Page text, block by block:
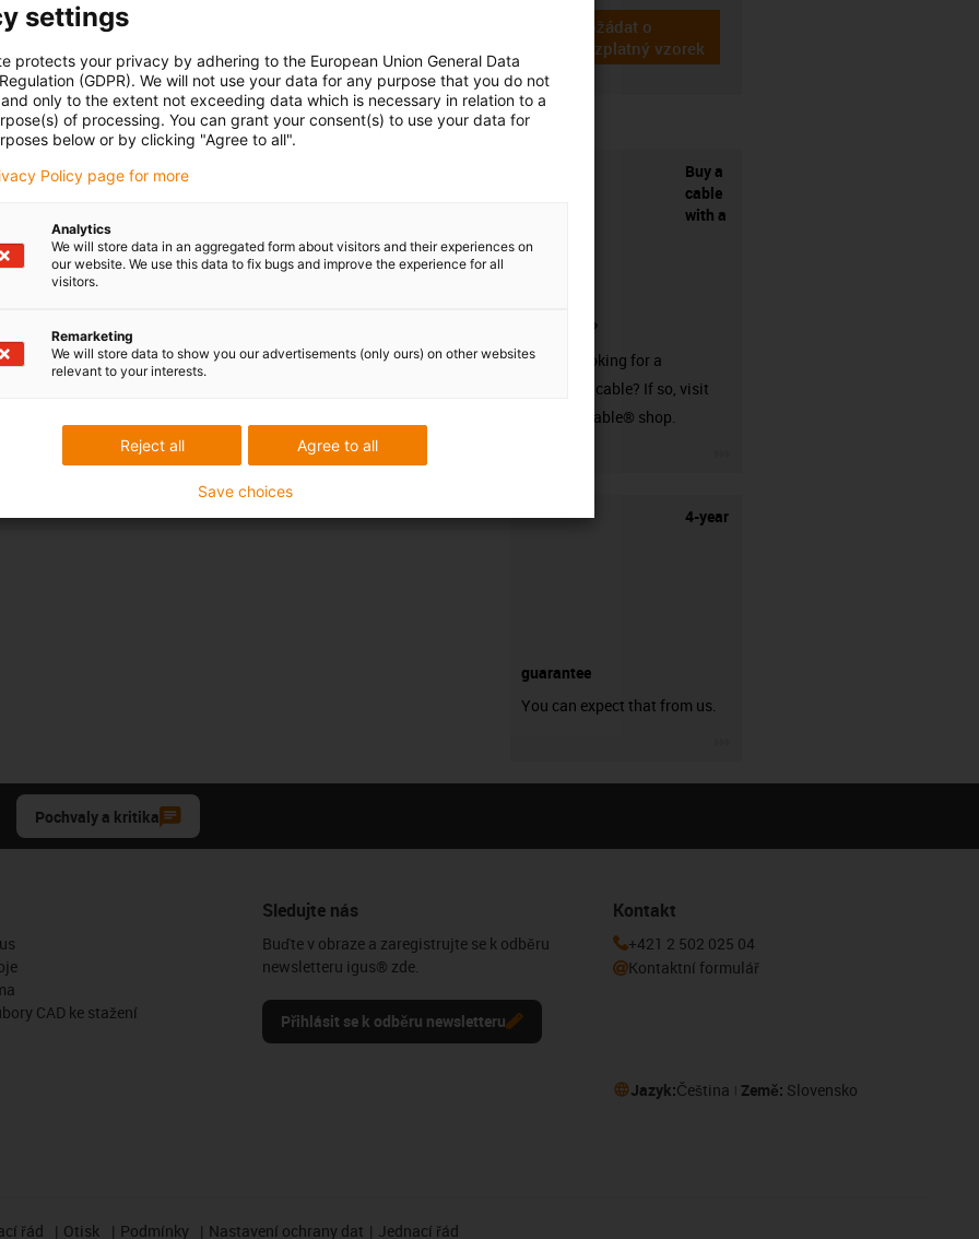
igus-icon-gratismuster
Požádat o
bezplatný vzorek
Buy a
cable
with a
connector?
Are you looking for a
harnessed cable? If so, visit
our readycable® shop.
4-year
guarantee
You can expect that from us.
Pochvaly a kritika
CAD ke stažení
Sledujte nás
Buďte v obraze a zaregistrujte se k odběru
newsletteru igus® zde.
Přihlásit se k odběru newsletteru
Kontakt
+421 2 502 025 04
Kontaktní formulář
Jazyk:Čeština Země: Slovensko
řád Otisk Podmínky Nastavení ochrany dat Jednací řád
settings
protects your privacy by adhering to the European Union General Data
(GDPR). We will not use your data for any purpose that you do not
only to the extent not exceeding data which is necessary in relation to a
of processing. You can grant your consent(s) to use your data for
below or by clicking "Agree to all".
Policy page for more
Analytics
We will store data in an aggregated form about visitors and their experiences on
our website. We use this data to fix bugs and improve the experience for all
visitors.
Remarketing
We will store data to show you our advertisements (only ours) on other websites
relevant to your interests.
Agree to all
Reject all
Save choices